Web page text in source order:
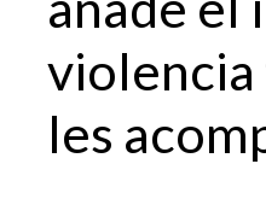
violencia
les